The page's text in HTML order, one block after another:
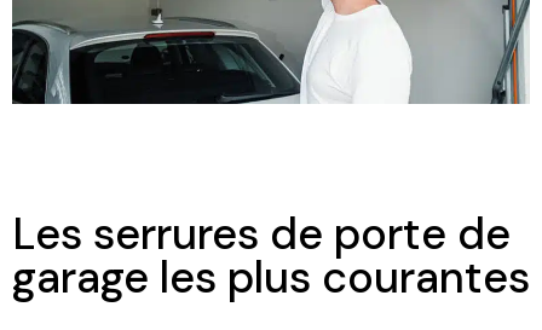
Les serrures de porte de
garage les plus courantes